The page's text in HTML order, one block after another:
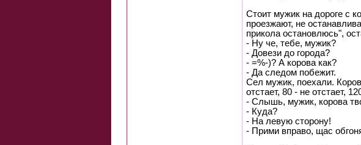
Стоит мужик на дороге с
проезжают, не
прикола остановлюсь",
- Hу че, тебе, мужик?
- Довези до города?
- =%-)? А корова как?
- Да следом побежит.
Сел мужик, поехали.
отстает, 80 - не отстает,
- Слышь, мужик, корова
- Куда?
- Hа левую сторону!
- Прими вправо, щас